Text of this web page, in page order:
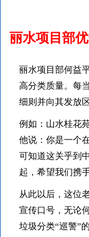
丽水项目部
丽水项目部何益
高分类质量。每
细则并向其发放
例如：山水桂花
他说：你是一个
可知道这关乎到
起，希望我们携
从此以后，这位
宣传口号，无论
垃圾分类“巡警”